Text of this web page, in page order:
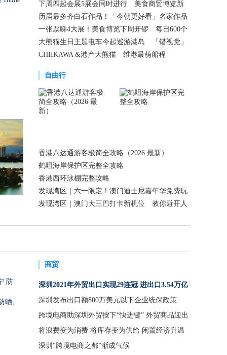
下周四起会展5展会同时进行 美食商贸博览新
增肉类及宠物食品区
历届最多齐白石作品！「今朝更好看」名家作品
展今起会展免费开放
一张票睇4大展！美食博览下周开锣 每日600个
免费入场名额
大熊猫生日主题电车今起巡游港岛 「错视觉」
设计立体感十足
CHIIKAWA &港产大熊猫 维港最萌船程
自由行
香港八达通游客极简全攻略（2026 最新）
鹤咀海岸保护区完整全攻略
香港西环泳棚完整攻略
发现湾区｜六一限定！澳门迪士尼嘉年华免费玩
（附打卡攻略）
发现湾区｜澳门大三巴打卡新机位 教你避开人
晒、
商贸
深圳2021年外贸出口实现29连冠 进出口3.54万亿
元创历史新高
深圳发布出口额800万美元以下企业统保政策
跨境电商助深圳外贸按下“快进键” 外贸商品迎出
货高峰
将浪费变为消费 将库存变为供给 闲置经济升温
二手电商崛起
深圳“跨境电商之都”渐成气候